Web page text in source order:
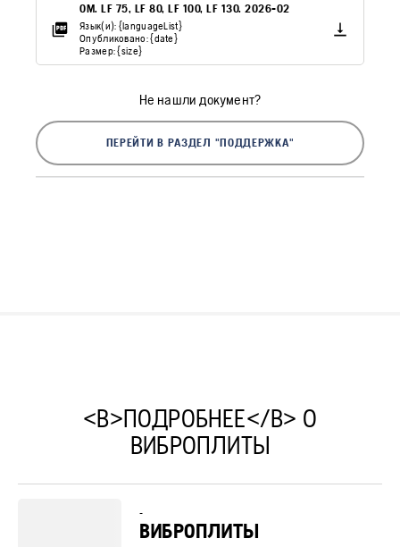
OM. LF 75, LF 80, LF 100, LF 130. 2026-02
Язык(и): {languageList}
Опубликовано: {date}
Размер: {size}
Не нашли документ?
ПЕРЕЙТИ В РАЗДЕЛ "ПОДДЕРЖКА"
<B>ПОДРОБНЕЕ</B> О
ВИБРОПЛИТЫ
-
ВИБРОПЛИТЫ